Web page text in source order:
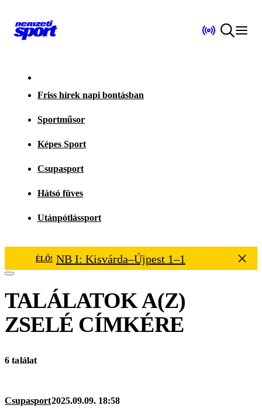
Friss hírek napi bontásban
Sportműsor
Képes Sport
Csupasport
Hátsó füves
Utánpótlássport
ÉLŐ! NB I: Kisvárda–Újpest 1–1
TALÁLATOK A(Z)
ZSELÉ CÍMKÉRE
6 találat
Csupasport2025.09.09. 18:58